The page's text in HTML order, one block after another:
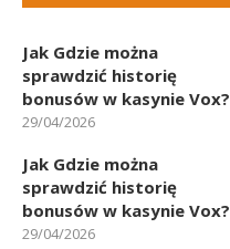
Jak Gdzie można
sprawdzić historię
bonusów w kasynie Vox?
29/04/2026
Jak Gdzie można
sprawdzić historię
bonusów w kasynie Vox?
29/04/2026